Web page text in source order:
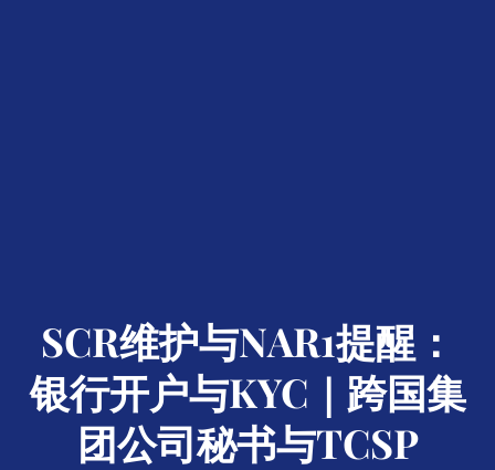
SCR维护与NAR1提醒：
银行开户与KYC｜跨国集
团公司秘书与TCSP